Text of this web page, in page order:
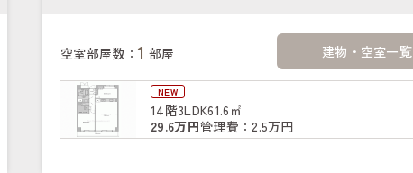
空室部屋数： 1 部屋 建物・空室一覧
NEW
14階3LDK61.6㎡
29.6万円管理費：2.5万円